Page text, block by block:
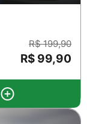
R$ 199,90
R$ 99,90